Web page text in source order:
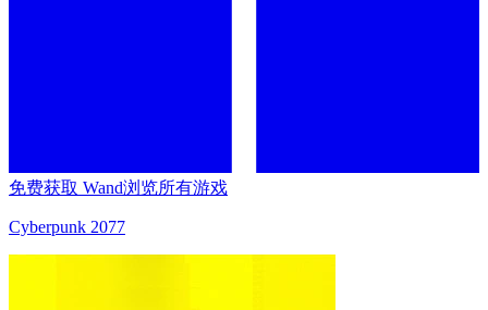
免费获取 Wand浏览所有游戏
Cyberpunk 2077